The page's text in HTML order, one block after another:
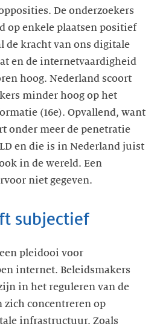
De onderzoekers
op enkele plaatsen positief
de kracht van ons digitale
en de internetvaardigheid
hoog. Nederland scoort
minder hoog op het
(16e). Opvallend, want
onder meer de penetratie
en die is in Nederland juist
in de wereld. Een
niet gegeven.
subjectief
pleidooi voor
internet. Beleidsmakers
in het reguleren van de
zich concentreren op
infrastructuur. Zoals